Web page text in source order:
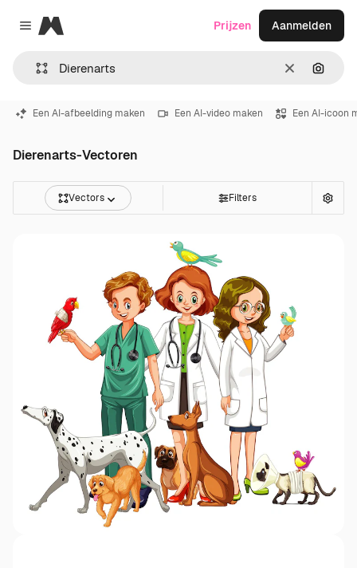
Close menu
Magnific
Wissen
Prijzen Aanmelden
Een AI-afbeelding maken Een AI-video maken Een AI-icoon
Dierenarts-Vectoren
Vectors Filters